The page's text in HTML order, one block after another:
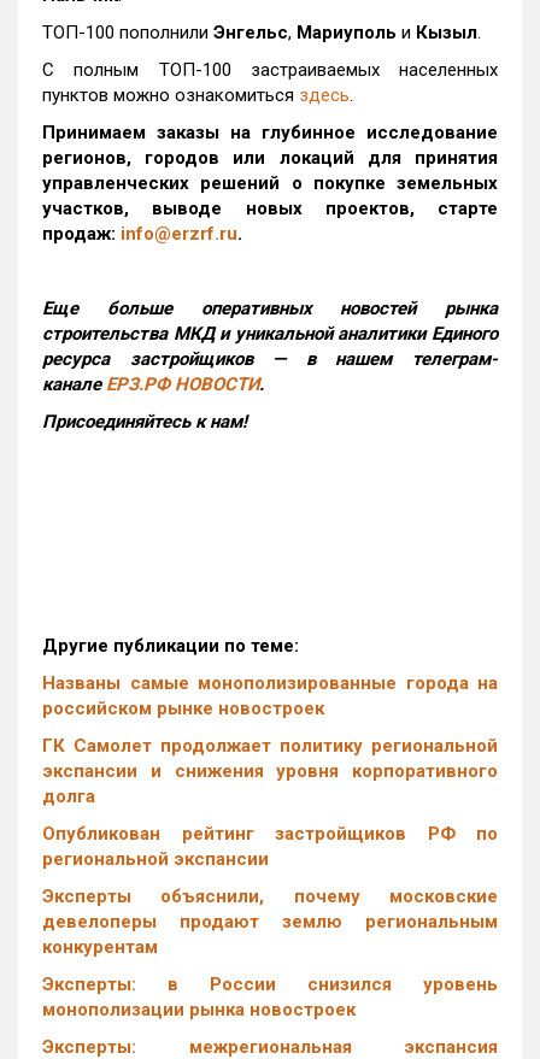
ТОП-100 пополнили Энгельс, Мариуполь и Кызыл.
С полным ТОП-100 застраиваемых населенных
пунктов можно ознакомиться здесь.
Принимаем заказы на глубинное исследование
регионов, городов или локаций для принятия
управленческих решений о покупке земельных
участков, выводе новых проектов, старте
продаж: info@erzrf.ru.
Еще больше оперативных новостей рынка
строительства МКД и уникальной аналитики Единого
ресурса застройщиков — в нашем телеграм-
канале ЕРЗ.РФ НОВОСТИ.
Присоединяйтесь к нам!
Другие публикации по теме:
Названы самые монополизированные города на
российском рынке новостроек
ГК Самолет продолжает политику региональной
экспансии и снижения уровня корпоративного
долга
Опубликован рейтинг застройщиков РФ по
региональной экспансии
Эксперты объяснили, почему московские
девелоперы продают землю региональным
конкурентам
Эксперты: в России снизился уровень
монополизации рынка новостроек
Эксперты: межрегиональная экспансия